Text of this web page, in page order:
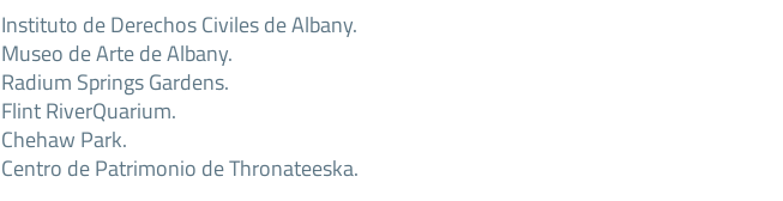
Instituto de Derechos Civiles de Albany.
Museo de Arte de Albany.
Radium Springs Gardens.
Flint RiverQuarium.
Chehaw Park.
Centro de Patrimonio de Thronateeska.